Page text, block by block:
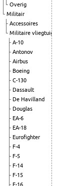
Overig
Militair
Accessoires
Militaire vliegtuigen
A-10
Antonov
Airbus
Boeing
C-130
Dassault
De Havilland
Douglas
EA-6
EA-18
Eurofighter
F-4
F-5
F-14
F-15
F-16